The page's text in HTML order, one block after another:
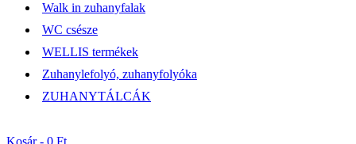
Walk in zuhanyfalak
WC csésze
WELLIS termékek
Zuhanylefolyó, zuhanyfolyóka
ZUHANYTÁLCÁK